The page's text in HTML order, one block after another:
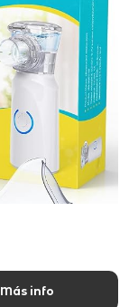
Más info